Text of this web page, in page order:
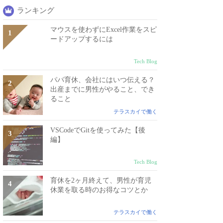
ランキング
マウスを使わずにExcel作業をスピ
ードアップするには
Tech Blog
パパ育休、会社にはいつ伝える？
出産までに男性がやること、でき
ること
テラスカイで働く
VSCodeでGitを使ってみた【後
編】
Tech Blog
育休を2ヶ月終えて、男性が育児
休業を取る時のお得なコツとか
テラスカイで働く